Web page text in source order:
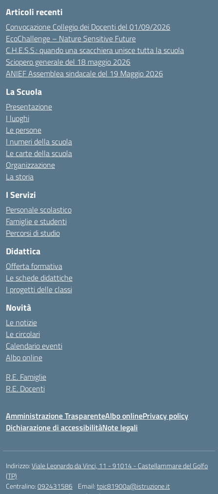
Articoli recenti
Convocazione Collegio dei Docenti del 01/09/2026
EcoChallenge – Nature Sensitive Future
C.H.E.S.S.: quando una scacchiera unisce tutta la scuola
Sciopero generale del 18 maggio 2026
ANIEF Assemblea sindacale del 19 Maggio 2026
La Scuola
Presentazione
I luoghi
Le persone
I numeri della scuola
Le carte della scuola
Organizzazione
La storia
I Servizi
Personale scolastico
Famiglie e studenti
Percorsi di studio
Didattica
Offerta formativa
Le schede didattiche
I progetti delle classi
Novità
Le notizie
Le circolari
Calendario eventi
Albo online
R.E. Famiglie
R.E. Docenti
Amministrazione TrasparenteAlbo onlinePrivacy policy
Dichiarazione di accessibilitàNote legali
Indirizzo:Viale Leonardo da Vinci, 11 - 91014 - Castellammare del Golfo
(TP)
Centralino:092431586 Email:tpic81900a@istruzione.it